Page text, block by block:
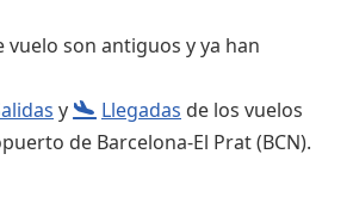
vuelo son antiguos y ya han
y Llegadas de los vuelos
de Barcelona-El Prat (BCN).